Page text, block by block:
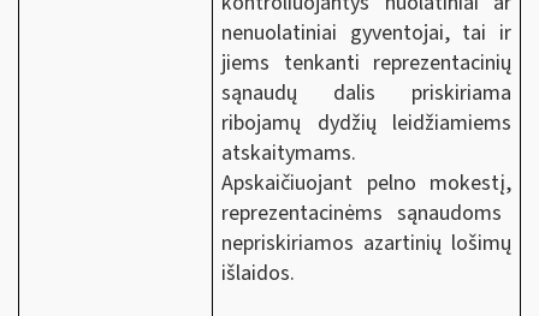
nenuolatiniai gyventojai, tai ir
jiems tenkanti reprezentacinių
sąnaudų dalis priskiriama
ribojamų dydžių leidžiamiems
atskaitymams.
Apskaičiuojant pelno mokestį,
reprezentacinėms sąnaudoms
nepriskiriamos azartinių lošimų
išlaidos.